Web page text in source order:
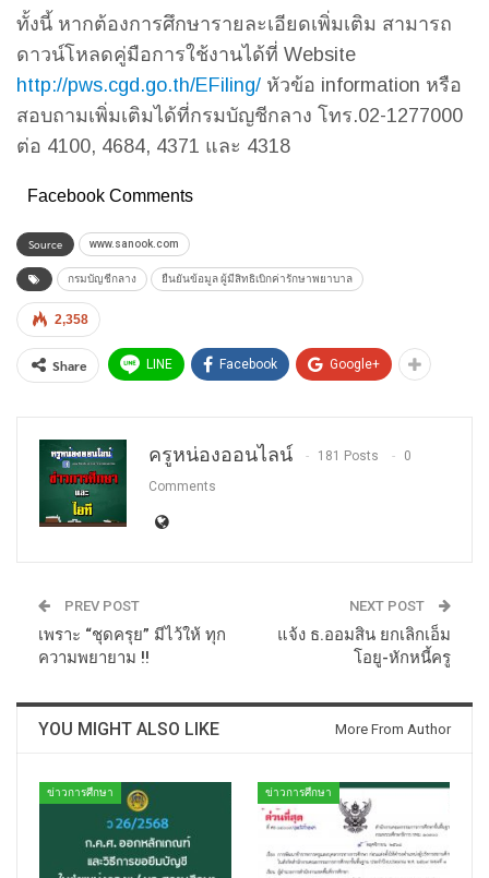
ทั้งนี้ หากต้องการศึกษารายละเอียดเพิ่มเติม สามารถ
ดาวน์โหลดคู่มือการใช้งานได้ที่ Website
http://pws.cgd.go.th/EFiling/ หัวข้อ information หรือ
สอบถามเพิ่มเติมได้ที่กรมบัญชีกลาง โทร.02-1277000
ต่อ 4100, 4684, 4371 และ 4318
Facebook Comments
Source www.sanook.com
กรมบัญชีกลาง ยืนยันข้อมูล ผู้มีสิทธิเบิกค่ารักษาพยาบาล
2,358
Share LINE Facebook Google+
ครูหน่องออนไลน์ 181 Posts
0
Comments
PREV POST
เพราะ “ชุดครุย” มีไว้ให้ ทุก
ความพยายาม !!
NEXT POST
แจ้ง ธ.ออมสิน ยกเลิกเอ็ม
โอยู-หักหนี้ครู
YOU MIGHT ALSO LIKE More From Author
ข่าวการศึกษา ข่าวการศึกษา